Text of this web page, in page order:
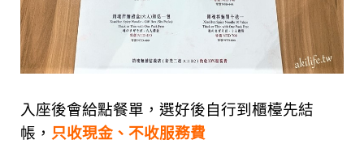
入座後會給點餐單，選好後自行到櫃檯先結
帳， 只收現金、不收服務費